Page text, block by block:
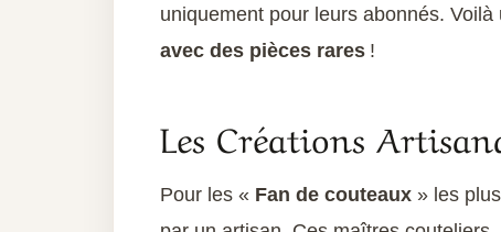
uniquement pour leurs abonnés. Voilà
avec des pièces rares !
Les Créations
Pour les « Fan de couteaux » les